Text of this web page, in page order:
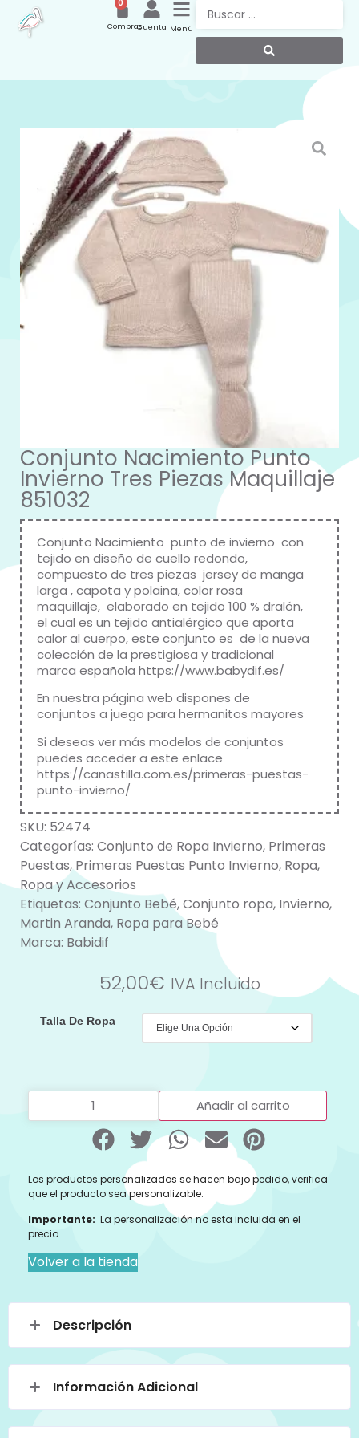
Menú
Cuenta
0
Compras
Conjunto Nacimiento Punto
Invierno Tres Piezas Maquillaje
851032
Conjunto Nacimiento punto de invierno con
tejido en diseño de cuello redondo,
compuesto de tres piezas jersey de manga
larga , capota y polaina, color rosa
maquillaje, elaborado en tejido 100 % dralón,
el cual es un tejido antialérgico que aporta
calor al cuerpo, este conjunto es de la nueva
colección de la prestigiosa y tradicional
marca española https://www.babydif.es/
En nuestra página web dispones de
conjuntos a juego para hermanitos mayores
Si deseas ver más modelos de conjuntos
puedes acceder a este enlace
https://canastilla.com.es/primeras-puestas-
punto-invierno/
SKU: 52474
Categorías: Conjunto de Ropa Invierno, Primeras
Puestas,Primeras Puestas Punto Invierno, Ropa,
Ropa y Accesorios
Etiquetas: Conjunto Bebé,Conjunto ropa, Invierno,
Martin Aranda, Ropa para Bebé
Marca: Babidif
52,00€ IVA Incluido
Talla De Ropa
Añadir al carrito
Los productos personalizados se hacen bajo pedido, verifica
que el producto sea personalizable:
Importante: La personalización no esta incluida en el
precio.
Volver a la tienda
Descripción
Información Adicional